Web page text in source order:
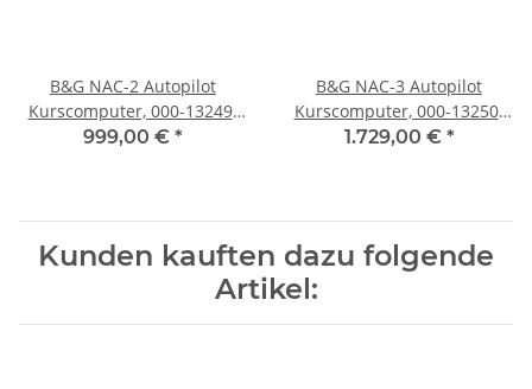
B&G NAC-2 Autopilot
Kurscomputer, 000-13249-
001
999,00 € *
B&G NAC-3 Autopilot
Kurscomputer, 000-13250-
001
1.729,00 € *
Kunden kauften dazu folgende
Artikel: